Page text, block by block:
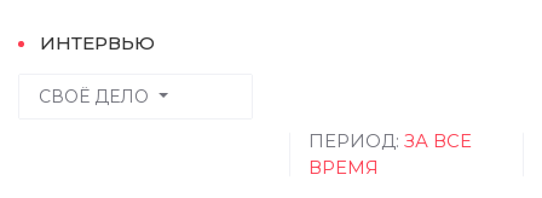
ИНТЕРВЬЮ
СВОЁ ДЕЛО
ПЕРИОД: ЗА ВСЕ
ВРЕМЯ